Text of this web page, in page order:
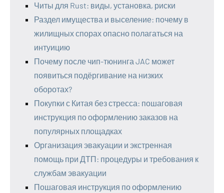
Читы для Rust: виды, установка, риски
Раздел имущества и выселение: почему в
жилищных спорах опасно полагаться на
интуицию
Почему после чип-тюнинга JAC может
появиться подёргивание на низких
оборотах?
Покупки с Китая без стресса: пошаговая
инструкция по оформлению заказов на
популярных площадках
Организация эвакуации и экстренная
помощь при ДТП: процедуры и требования к
службам эвакуации
Пошаговая инструкция по оформлению